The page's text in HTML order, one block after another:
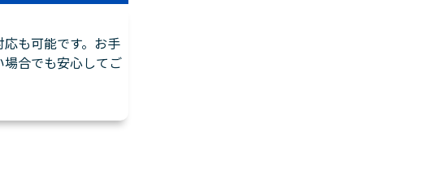
も可能です。お手
合でも安心してご